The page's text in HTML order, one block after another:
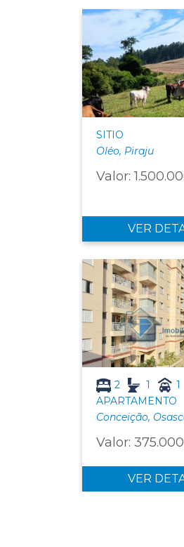
SITIO
Oléo, Piraju
Valor:
VER
2 1
1
APARTAMENTO
Conceição,
Valor:
VER